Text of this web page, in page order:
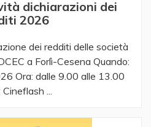
dichiarazioni dei
2026
dei redditi delle società
a Forlì-Cesena ​ ​ Quando:
Ora: dalle 9.00 alle 13.00
...